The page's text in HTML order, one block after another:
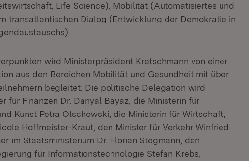
Life Science), Mobilität (Automatisiertes und
transatlantischen Dialog (Entwicklung der Demokratie in
wird Ministerpräsident Kretschmann von einer
aus den Bereichen Mobilität und Gesundheit mit über
begleitet. Die politische Delegation wird
für Finanzen Dr. Danyal Bayaz, die Ministerin für
Kunst Petra Olschowski, die Ministerin für Wirtschaft,
Hoffmeister-Kraut, den Minister für Verkehr Winfried
im Staatsministerium Dr. Florian Stegmann, den
für Informationstechnologie Stefan Krebs,